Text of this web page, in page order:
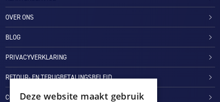
OVER ONS
BLOG
PRIVACYVERKLARING
RETOUR- EN TERUGBETALINGSBELEID
COOKIESDeze website maakt gebruik